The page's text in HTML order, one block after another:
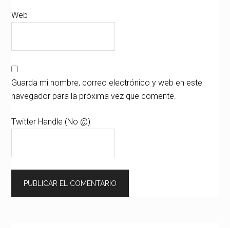
Web
Guarda mi nombre, correo electrónico y web en este
navegador para la próxima vez que comente.
Twitter Handle (No @)